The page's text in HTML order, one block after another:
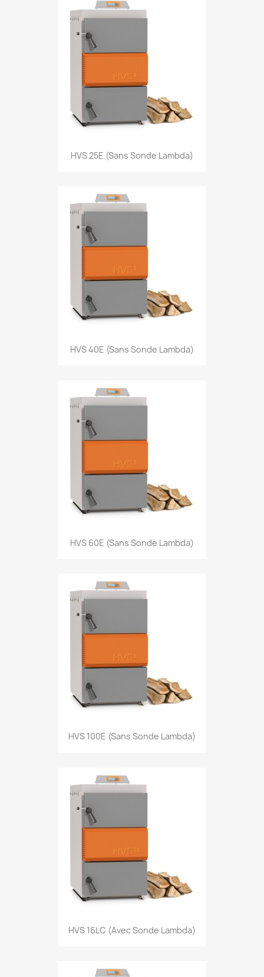
HVS 25E (sans Sonde Lambda)
HVS 40E (sans Sonde Lambda)
HVS 60E (sans Sonde Lambda)
HVS 100E (sans Sonde Lambda)
HVS 16LC (avec Sonde Lambda)